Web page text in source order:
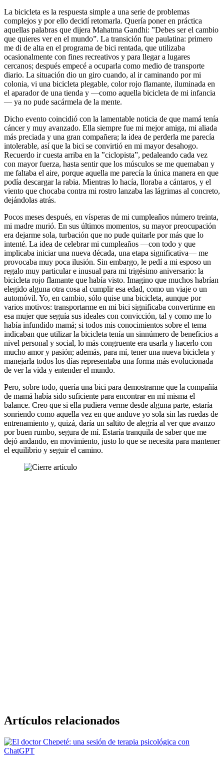
La bicicleta es la respuesta simple a una serie de problemas
complejos y por ello decidí retomarla. Quería poner en práctica
aquellas palabras que dijera Mahatma Gandhi: ‟Debes ser el cambio
que quieres ver en el mundo”. La transición fue paulatina: primero
me di de alta en el programa de bici rentada, que utilizaba
ocasionalmente con fines recreativos y para llegar a lugares
cercanos; después empecé a ocuparla como medio de transporte
diario. La situación dio un giro cuando, al ir caminando por mi
colonia, vi una bicicleta plegable, color rojo flamante, iluminada en
el aparador de una tienda y —como aquella bicicleta de mi infancia
— ya no pude sacármela de la mente.
Dicho evento coincidió con la lamentable noticia de que mamá tenía
cáncer y muy avanzado. Ella siempre fue mi mejor amiga, mi aliada
más preciada y una gran compañera; la idea de perderla me parecía
intolerable, así que la bici se convirtió en mi mayor desahogo.
Recuerdo ir cuesta arriba en la ‟ciclopista”, pedaleando cada vez
con mayor fuerza, hasta sentir que los músculos se me quemaban y
me faltaba el aire, porque aquella me parecía la única manera en que
podía descargar la rabia. Mientras lo hacía, lloraba a cántaros, y el
viento que chocaba contra mi rostro lanzaba las lágrimas al concreto,
dejándolas atrás.
Pocos meses después, en vísperas de mi cumpleaños número treinta,
mi madre murió. En sus últimos momentos, su mayor preocupación
era dejarme sola, turbación que no pude quitarle por más que lo
intenté. La idea de celebrar mi cumpleaños —con todo y que
implicaba iniciar una nueva década, una etapa significativa— me
provocaba muy poca ilusión. Sin embargo, le pedí a mi esposo un
regalo muy particular e inusual para mi trigésimo aniversario: la
bicicleta rojo flamante que había visto. Imagino que muchos habrían
elegido alguna otra cosa al cumplir esa edad, como un viaje o un
automóvil. Yo, en cambio, sólo quise una bicicleta, aunque por
varios motivos: transportarme en mi bici significaba convertirme en
esa mujer que seguía sus ideales con convicción, tal y como me lo
había infundido mamá; si todos mis conocimientos sobre el tema
indicaban que utilizar la bicicleta tenía un sinnúmero de beneficios a
nivel personal y social, lo más congruente era usarla y hacerlo con
mucho amor y pasión; además, para mí, tener una nueva bicicleta y
manejarla todos los días representaba una forma más evolucionada
de ver la vida y entender el mundo.
Pero, sobre todo, quería una bici para demostrarme que la compañía
de mamá había sido suficiente para encontrar en mí misma el
balance. Creo que si ella pudiera verme desde alguna parte, estaría
sonriendo como aquella vez en que anduve yo sola sin las ruedas de
entrenamiento y, quizá, daría un saltito de alegría al ver que avanzo
por buen rumbo, segura de mí. Estaría tranquila de saber que me
dejó andando, en movimiento, justo lo que se necesita para mantener
el equilibrio y seguir el camino.
Artículos relacionados